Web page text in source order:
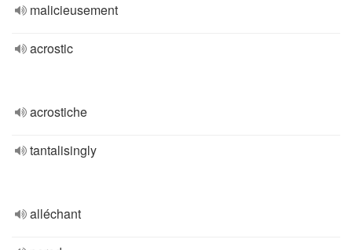
malicieusement
acrostic
acrostiche
tantalisingly
alléchant